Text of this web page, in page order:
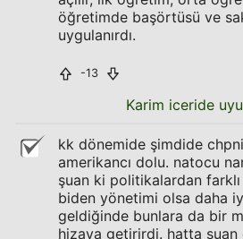
öğretimde başörtüsü ve
uygulanırdı.
-13
kk dönemide şimdide
amerikancı dolu. natocu
şuan ki politikalardan
biden yönetimi olsa daha
geldiğinde bunlara da bir
hizaya getirirdi. hatta